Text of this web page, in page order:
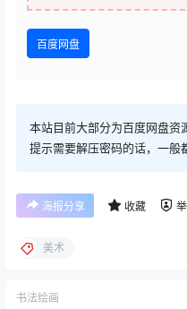
百度网盘
本站目前大部分为百度网盘资
提示需要解压密码的话，一
海报分享 收藏
美术
书法绘画